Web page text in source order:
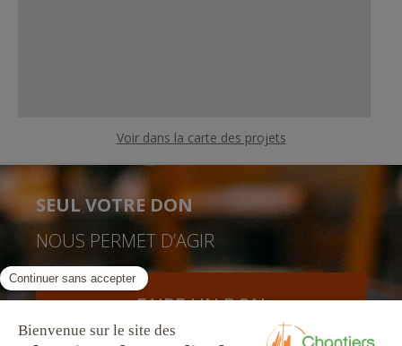
Voir dans la carte des projets
SEUL VOTRE DON
NOUS PERMET D’AGIR
FAIRE UN DON